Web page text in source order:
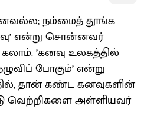
நம்மைத் தூங்க
என்று சொன்னவர்
’கனவு உலகத்தில்
போகும்’ என்று
தான் கண்ட கனவுகளின்
வெற்றிகளை அள்ளியவர்